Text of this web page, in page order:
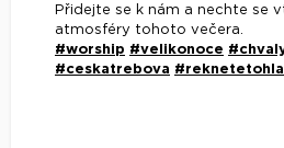
Přidejte se k nám a nechte se
atmosféry tohoto večera.
#worship #velikonoce
#ceskatrebova